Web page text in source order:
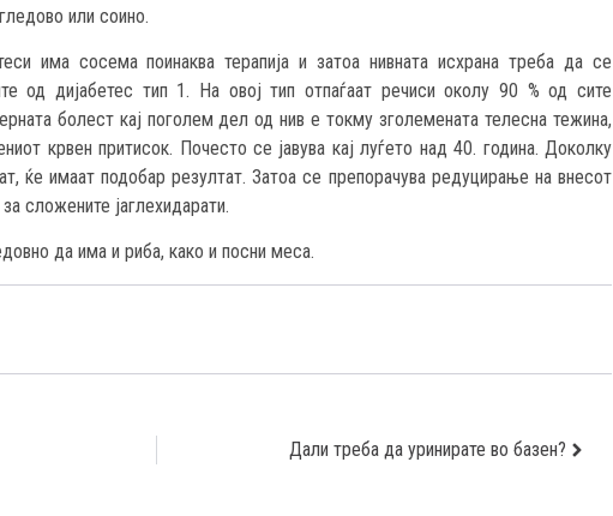
или соино.
има сосема поинаква терапија и затоа нивната исхрана треба да се
од дијабетес тип 1. На овој тип отпаѓаат речиси околу 90 % од сите
болест кај поголем дел од нив е токму зголемената телесна тежина,
крвен притисок. Почесто се јавува кај луѓето над 40. година. Доколку
ќе имаат подобар резултат. Затоа се препорачува редуцирање на внесот
сложените јаглехидарати.
да има и риба, како и посни меса.
Дали треба да уринирате во базен?